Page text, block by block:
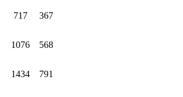
717 367
1076 568
1434 791